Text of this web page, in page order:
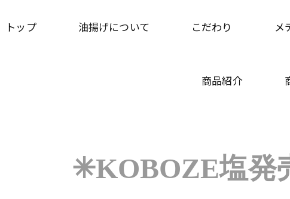
トップ 油揚げについて こだわり メ
商品紹介
✳︎KOBOZE塩発